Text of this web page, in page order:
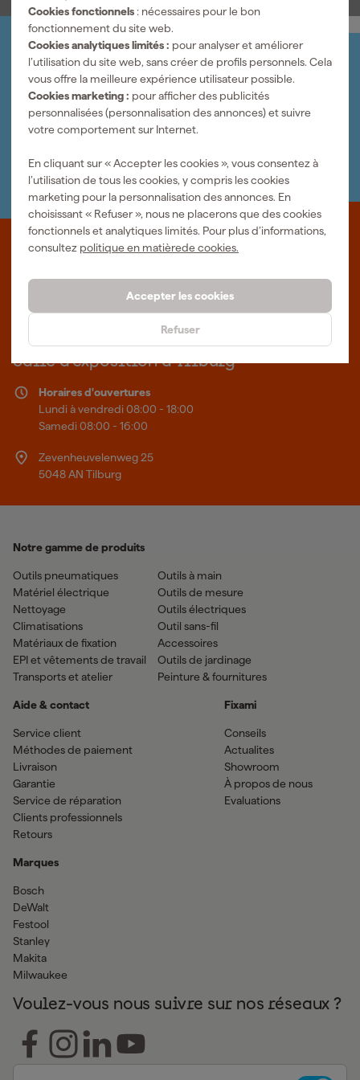
Cookies fonctionnels : nécessaires pour le bon
fonctionnement du site web.
Cookies analytiques limités : pour analyser et améliorer
l’utilisation du site web, sans créer de profils personnels. Cela
vous offre la meilleure expérience utilisateur possible.
Cookies marketing : pour afficher des publicités
personnalisées (personnalisation des annonces) et suivre
votre comportement sur Internet.
En cliquant sur « Accepter les cookies », vous consentez à
l’utilisation de tous les cookies, y compris les cookies
marketing pour la personnalisation des annonces. En
choisissant « Refuser », nous ne placerons que des cookies
fonctionnels et analytiques limités. Pour plus d’informations,
consultez politique en matièrede cookies.
Accepter les cookies
Refuser
nette. Veillez lors du montage à la bague de roulement noire afin
que le côté vers le haut corresponde au sens de rotation et, après
réaffûtage, remplacez le roulement B10 ⌀ 12,7 mm 4932501064
par le roulement B12 ⌀ 12,5 mm 4932501066 pour un guidage
précis.
Organisez-le vous-même
Connectez-vous et gérez vos commandes et vos
factures.
Bulletin
Abonnez-vous à la newsletter hebdomadaire
Nous nous ferons un plaisir de vous aider. Contactez l'un
de nos spécialistes.
Que représente Fixami?
Des outils professionnels et des conseils personnalisés : nous
sommes le spécialiste en ligne, quel que soit votre projet. Fixami
fait mieux.
Plus d'informations sur Fixami
Salle d'exposition à Tilburg
Horaires d'ouvertures
Lundi à vendredi 08:00 - 18:00
Samedi 08:00 - 16:00
Zevenheuvelenweg 25
5048 AN Tilburg
Notre gamme de produits
Outils pneumatiques
Matériel électrique
Nettoyage
Climatisations
Matériaux de fixation
EPI et vêtements de travail
Transports et atelier
Outils à main
Outils de mesure
Outils électriques
Outil sans-fil
Accessoires
Outils de jardinage
Peinture & fournitures
Aide & contact
Service client
Méthodes de paiement
Livraison
Garantie
Service de réparation
Clients professionnels
Retours
Marques
Bosch
DeWalt
Festool
Stanley
Makita
Milwaukee
Fixami
Conseils
Actualites
Showroom
À propos de nous
Evaluations
Voulez-vous nous suivre sur nos réseaux ?